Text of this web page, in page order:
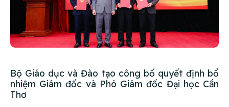
Bộ Giáo dục và Đào tạo công bố quyết định bổ
nhiệm Giám đốc và Phó Giám đốc Đại học Cần
Thơ